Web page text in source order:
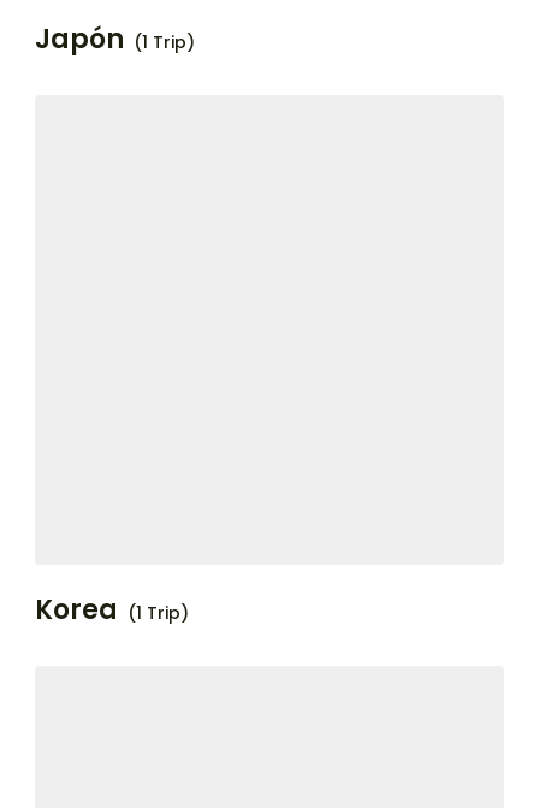
Japón (1 Trip)
Korea (1 Trip)